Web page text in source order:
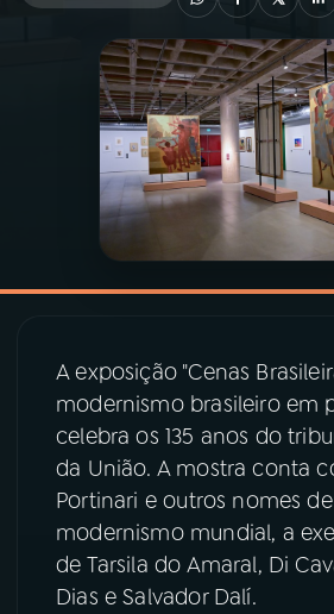
PROGRAMAÇÃO
PROGRAMAS
PODCASTS
06VIDEOCASTS
07ÚLTIMAS
08PRÊMIO RÁDIO MEC
ACOMPANHE A RÁDIO MEC
YouTube
A exposição "Cenas
modernismo brasileiro em
celebra os 135 anos do
da União. A mostra conta
Portinari e outros nomes
modernismo mundial, a
de Tarsila do Amaral, Di
Dias e Salvador Dalí.